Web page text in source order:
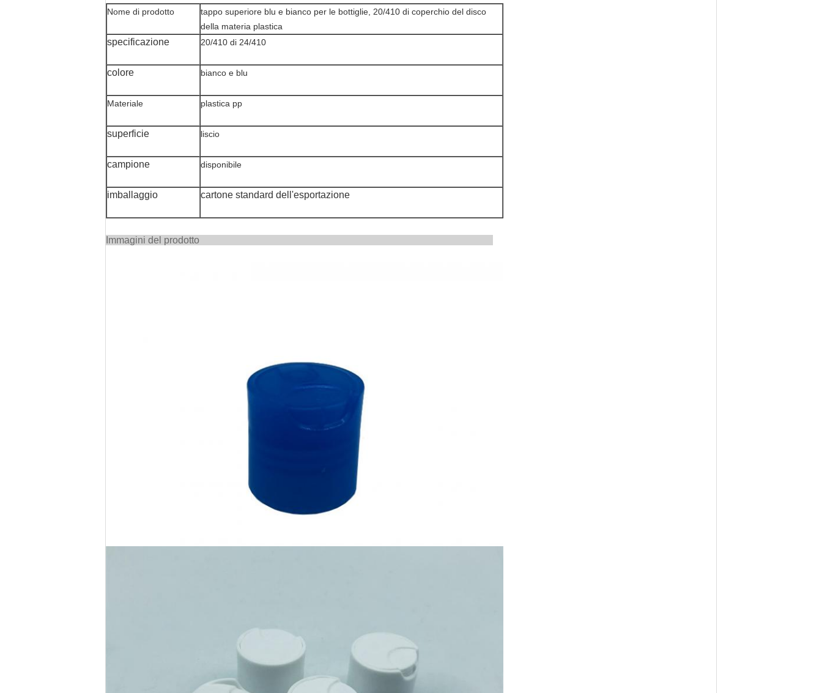
Nome di prodotto
tappo superiore blu e bianco per le bottiglie, 20/410 di coperchio del disco
della materia plastica
specificazione 20/410 di 24/410
colore bianco e blu
Materiale plastica pp
superficie liscio
campione disponibile
imballaggio cartone standard dell'esportazione
Immagini del prodotto